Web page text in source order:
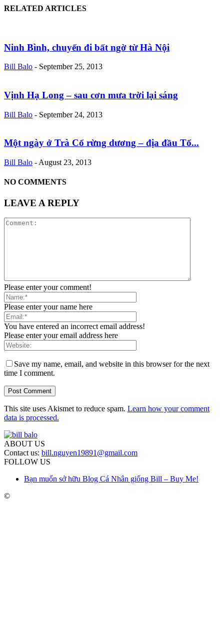
RELATED ARTICLES
Ninh Bình, chuyến đi bất ngờ từ Hà Nội
Bill Balo - September 25, 2013
Vịnh Hạ Long – sau cơn mưa trời lại sáng
Bill Balo - September 24, 2013
Một ngày ở Trà Cổ rừng dương – địa đầu Tổ...
Bill Balo - August 23, 2013
NO COMMENTS
LEAVE A REPLY
Please enter your comment!
Please enter your name here
You have entered an incorrect email address!
Please enter your email address here
Save my name, email, and website in this browser for the next
time I comment.
This site uses Akismet to reduce spam. Learn how your comment
data is processed.
ABOUT US
Contact us: bill.nguyen19891@gmail.com
FOLLOW US
Bạn muốn sở hữu Blog Cá Nhân giống Bill – Buy Me!
©